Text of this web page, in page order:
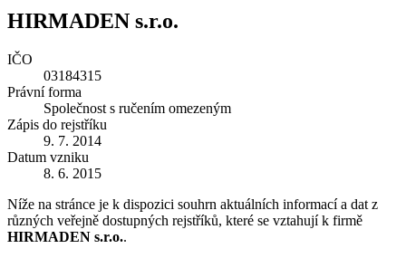
HIRMADEN s.r.o.
IČO
03184315
Právní forma
Společnost s ručením omezeným
Zápis do rejstříku
9. 7. 2014
Datum vzniku
8. 6. 2015
Níže na stránce je k dispozici souhrn aktuálních informací a dat z
různých veřejně dostupných rejstříků, které se vztahují k firmě
HIRMADEN s.r.o..